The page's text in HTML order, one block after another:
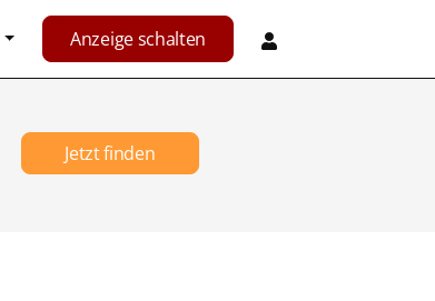
Anzeige schalten
Jetzt finden